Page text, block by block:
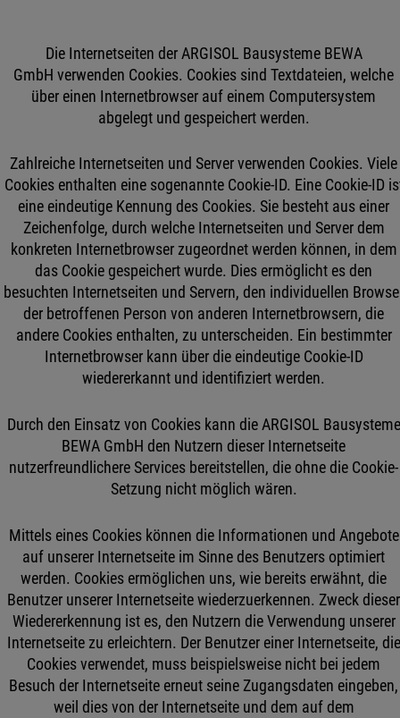
Die Internetseiten der ARGISOL Bausysteme BEWA
GmbH verwenden Cookies. Cookies sind Textdateien, welche
über einen Internetbrowser auf einem Computersystem
abgelegt und gespeichert werden.
Zahlreiche Internetseiten und Server verwenden Cookies. Viele
Cookies enthalten eine sogenannte Cookie-ID. Eine Cookie-ID
eine eindeutige Kennung des Cookies. Sie besteht aus einer
Zeichenfolge, durch welche Internetseiten und Server dem
konkreten Internetbrowser zugeordnet werden können, in dem
das Cookie gespeichert wurde. Dies ermöglicht es den
besuchten Internetseiten und Servern, den individuellen
der betroffenen Person von anderen Internetbrowsern, die
andere Cookies enthalten, zu unterscheiden. Ein bestimmter
Internetbrowser kann über die eindeutige Cookie-ID
wiedererkannt und identifiziert werden.
Durch den Einsatz von Cookies kann die ARGISOL Bausysteme
BEWA GmbH den Nutzern dieser Internetseite
nutzerfreundlichere Services bereitstellen, die ohne die Cookie-
Setzung nicht möglich wären.
Mittels eines Cookies können die Informationen und Angebote
auf unserer Internetseite im Sinne des Benutzers optimiert
werden. Cookies ermöglichen uns, wie bereits erwähnt, die
Benutzer unserer Internetseite wiederzuerkennen. Zweck dieser
Wiedererkennung ist es, den Nutzern die Verwendung unserer
Internetseite zu erleichtern. Der Benutzer einer Internetseite, die
Cookies verwendet, muss beispielsweise nicht bei jedem
Besuch der Internetseite erneut seine Zugangsdaten eingeben,
weil dies von der Internetseite und dem auf dem